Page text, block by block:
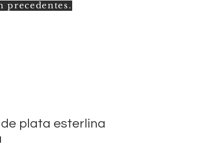
precedentes.
plata esterlina